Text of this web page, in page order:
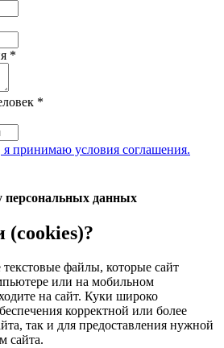
*
*
принимаю условия соглашения.
персональных данных
(cookies)?
файлы, которые сайт
или на мобильном
на сайт. Куки широко
корректной или более
так и для предоставления нужной
сайта.